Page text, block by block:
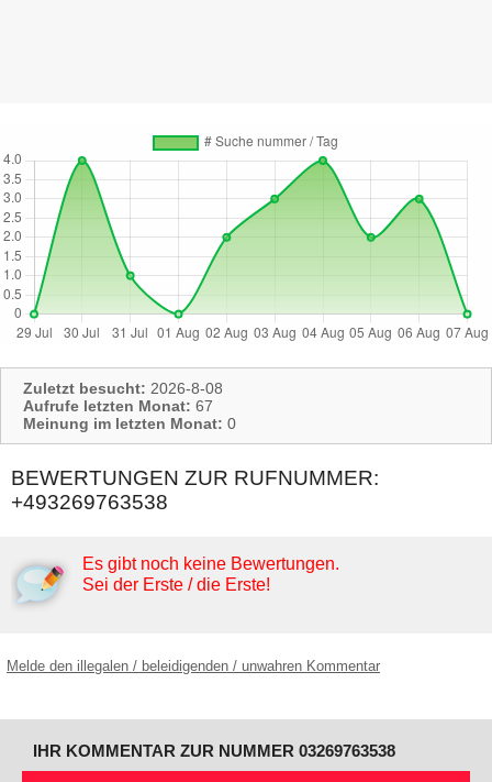
Zuletzt besucht: 2026-8-08
Aufrufe letzten Monat: 67
Meinung im letzten Monat: 0
BEWERTUNGEN ZUR RUFNUMMER:
+493269763538
Es gibt noch keine Bewertungen.
Sei der Erste / die Erste!
Melde den illegalen / beleidigenden / unwahren Kommentar
IHR KOMMENTAR ZUR NUMMER 03269763538